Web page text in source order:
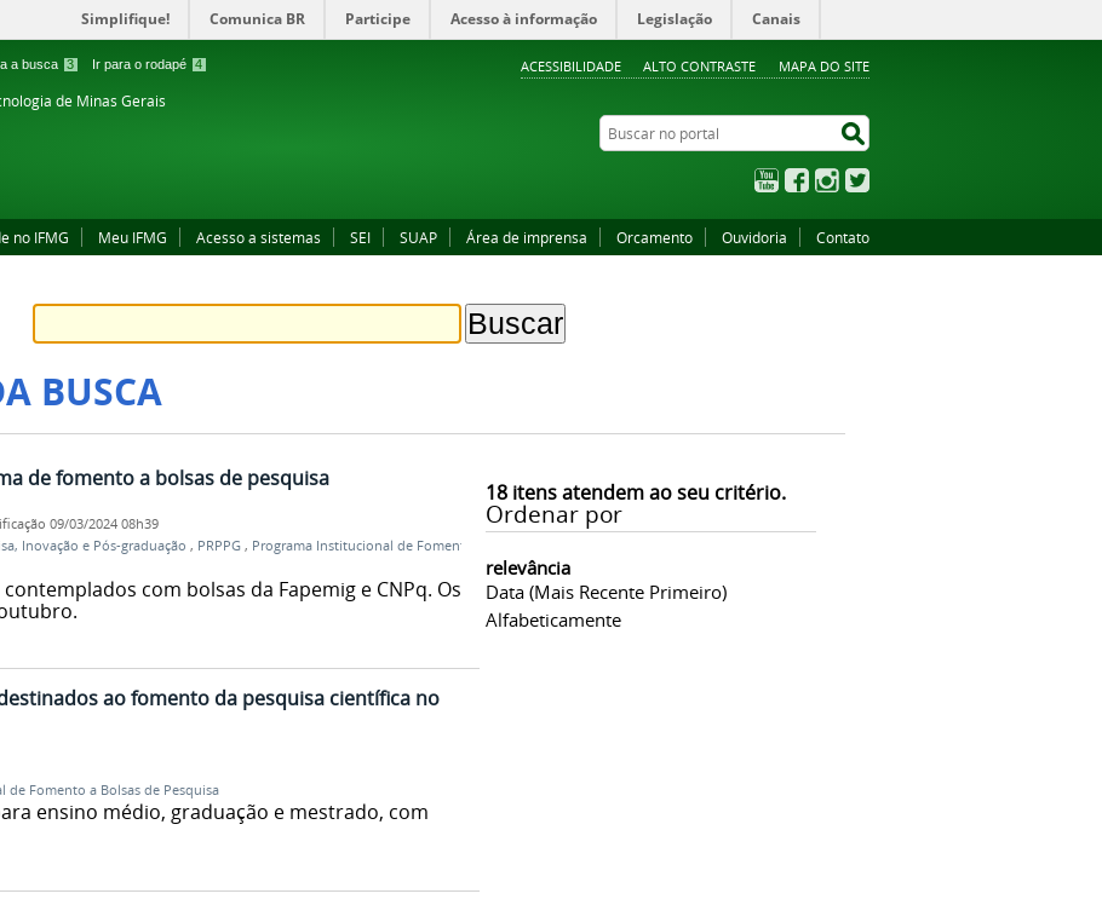
a busca 3 Ir para o rodapé 4 ACESSIBILIDADE ALTO CONTRASTE MAPA DO SITE
Simplifique! Comunica BR Participe Acesso à informação Legislação Canais
de Minas Gerais
Buscar no portal
YouTubeFacebookInstagram
no IFMG Meu IFMG Acesso a sistemas SEI SUAP Área de imprensa Orcamento Ouvidoria Contato
BUSCA
18itens atendem ao seu critério.
Ordenar por
relevância
Data (mais Recente Primeiro)
Alfabeticamente
de fomento a bolsas de pesquisa
09/03/2024 08h39
Inovação e Pós-graduação , PRPPG , Programa Institucional de Fomento
com bolsas da Fapemig e CNPq. Os
ao fomento da pesquisa científica no
de Fomento a Bolsas de Pesquisa
ensino médio, graduação e mestrado, com